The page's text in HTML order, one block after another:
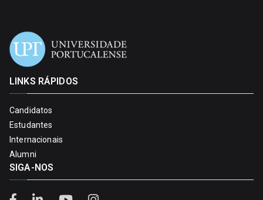
LINKS RÁPIDOS
Candidatos
Estudantes
Internacionais
Alumni
SIGA-NOS